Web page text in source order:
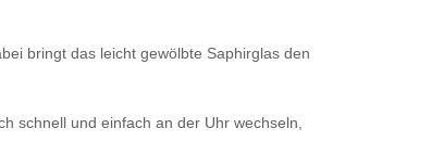
bringt das leicht gewölbte Saphirglas den
schnell und einfach an der Uhr wechseln,